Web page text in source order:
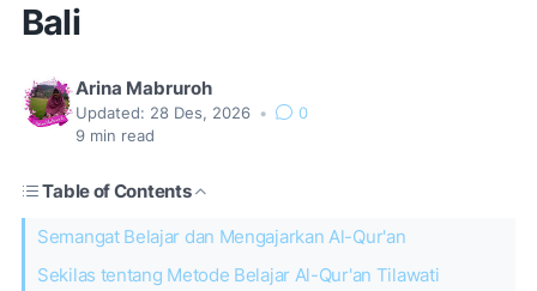
Bali
Arina Mabruroh
Updated: 28 Des, 2026 •
0
9 min read
Table of Contents
Semangat Belajar dan Mengajarkan Al-Qur'an
Sekilas tentang Metode Belajar Al-Qur'an Tilawati